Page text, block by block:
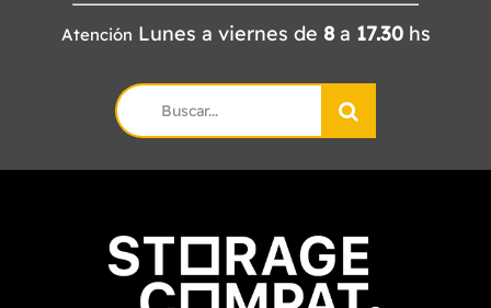
Atención Lunes a viernes de 8a 17.30hs
Search
for: